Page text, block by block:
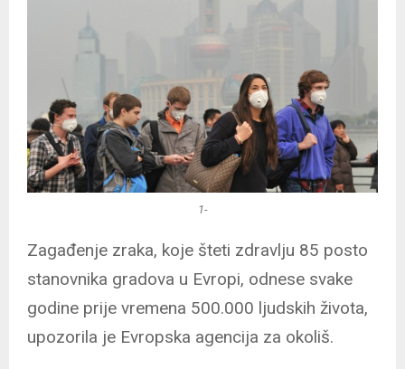
1-
Zagađenje zraka, koje šteti zdravlju 85 posto
stanovnika gradova u Evropi, odnese svake
godine prije vremena 500.000 ljudskih života,
upozorila je Evropska agencija za okoliš.